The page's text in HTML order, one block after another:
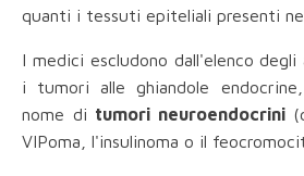
quanti i tessuti epiteliali presenti
I medici escludono dall'elenco
i tumori alle ghiandole
nome di tumori neuroendocrini
VIPoma, l'insulinoma o il